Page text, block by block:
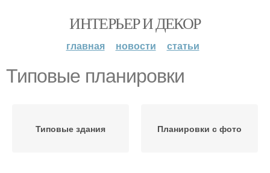
ИНТЕРЬЕР И ДЕКОР
главная новости статьи
Типовые планировки
Типовые здания Планировки с фото